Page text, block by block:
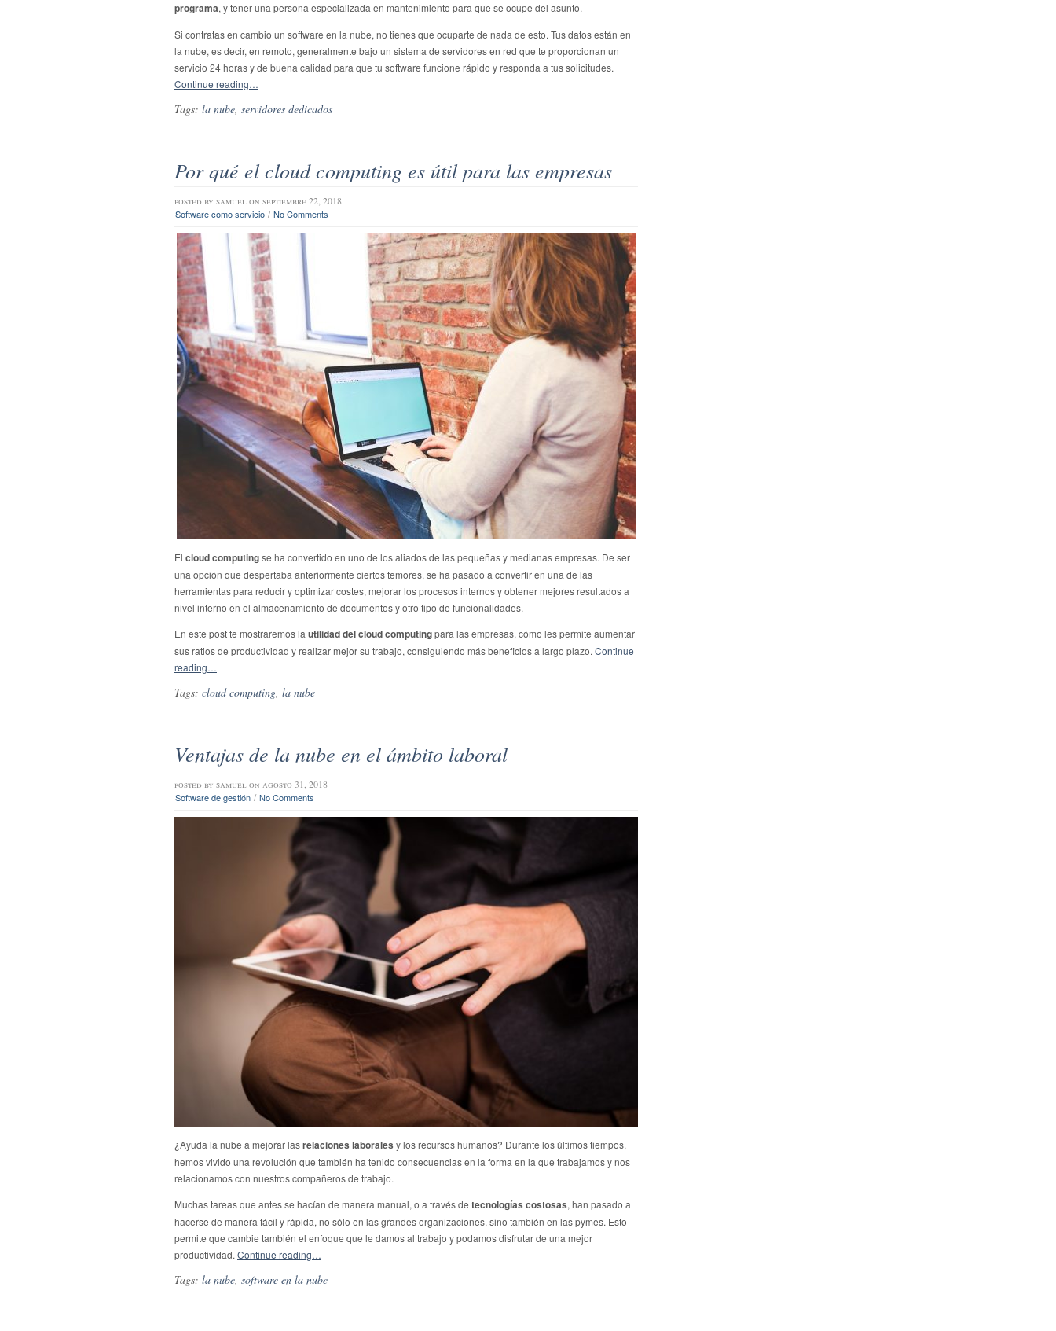
programa, y tener una persona especializada en mantenimiento para que se ocupe del asunto.
Si contratas en cambio un software en la nube, no tienes que ocuparte de nada de esto. Tus datos están en
la nube, es decir, en remoto, generalmente bajo un sistema de servidores en red que te proporcionan un
servicio 24 horas y de buena calidad para que tu software funcione rápido y responda a tus solicitudes.
Continue reading…
Tags: la nube, servidores dedicados
Por qué el cloud computing es útil para las empresas
posted by samuelon septiembre 22, 2018
Software como servicio / No Comments
El cloud computingse ha convertido en uno de los aliados de las pequeñas y medianas empresas. De ser
una opción que despertaba anteriormente ciertos temores, se ha pasado a convertir en una de las
herramientas para reducir y optimizar costes, mejorar los procesos internos y obtener mejores resultados a
nivel interno en el almacenamiento de documentos y otro tipo de funcionalidades.
En este post te mostraremos la utilidad del cloud computingpara las empresas, cómo les permite aumentar
sus ratios de productividad y realizar mejor su trabajo, consiguiendo más beneficios a largo plazo. Continue
reading…
Tags: cloud computing, la nube
Ventajas de la nube en el ámbito laboral
posted by samuelon agosto 31, 2018
Software de gestión / No Comments
¿Ayuda la nube a mejorar lasrelaciones laborales y los recursos humanos? Durante los últimos tiempos,
hemos vivido una revolución que también ha tenido consecuencias en la forma en la que trabajamos y nos
relacionamos con nuestros compañeros de trabajo.
Muchas tareas que antes se hacían de manera manual, o a través de tecnologías costosas, han pasado a
hacerse de manera fácil y rápida, no sólo en las grandes organizaciones, sino también en las pymes. Esto
permite que cambie también el enfoque que le damos al trabajo y podamos disfrutar de una mejor
productividad. Continue reading…
Tags: la nube, software en la nube